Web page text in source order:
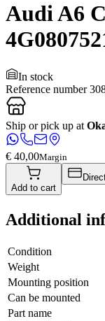
Audi A6
In stock
Reference number
Ship or pick up at
€ 40,00Margin
Add to cart
Additional
Condition
Weight
Mounting position
Can be mounted
Part name